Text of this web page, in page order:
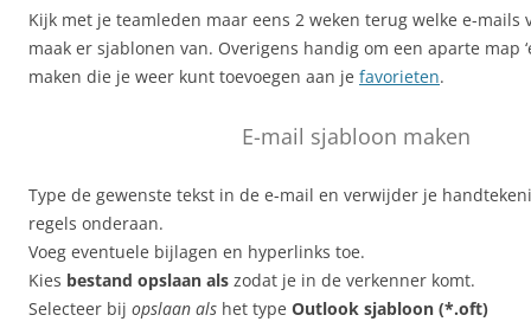
Kijk met je teamleden maar eens 2 weken terug welke e-mails
maak er sjablonen van. Overigens handig om een aparte map
maken die je weer kunt toevoegen aan je favorieten.
E-mail sjabloon maken
Type de gewenste tekst in de e-mail en verwijder je
regels onderaan.
Voeg eventuele bijlagen en hyperlinks toe.
Kies bestand opslaan als zodat je in de verkenner komt.
Selecteer bij opslaan als het type Outlook sjabloon (*.oft)